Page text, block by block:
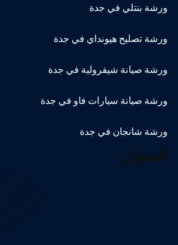
ورشة بنتلي في جدة
ورشة تصليح هيونداي في جدة
ورشة صيانة شيفرولية في جدة
ورشة صيانة سيارات فاو في جدة
ورشة شانجان في جدة
العنوان